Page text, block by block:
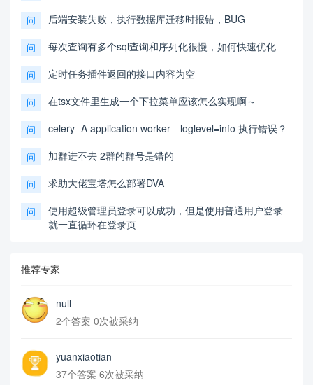
问 后端安装失败，执行数据库迁移时报错，BUG
问 每次查询有多个sql查询和序列化很慢，如何快速优化
问 定时任务插件返回的接口内容为空
问 在tsx文件里生成一个下拉菜单应该怎么实现啊～
问 celery -A application worker --loglevel=info 执行错误？
问 加群进不去 2群的群号是错的
问 求助大佬宝塔怎么部署DVA
问
使用超级管理员登录可以成功，但是使用普通用户登录
就一直循环在登录页
推荐专家
null
2个答案 0次被采纳
yuanxiaotian
37个答案 6次被采纳